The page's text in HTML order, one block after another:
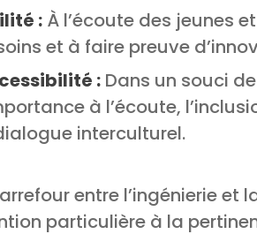
: À l’écoute des jeunes
et à faire preuve
: Dans un souci
à l’écoute,
interculturel.
entre l’ingénierie
particulière à la